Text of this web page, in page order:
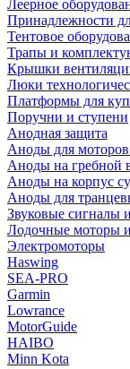
Леерное
Принадлежности
Тентовое
Трапы и
Крышки
Люки
Платформы для
Поручни и ступени
Анодная защита
Аноды для
Аноды на гребной
Аноды на корпус
Аноды для
Звуковые сигналы
Лодочные моторы
Электромоторы
Haswing
SEA-PRO
Garmin
Lowrance
MotorGuide
HAIBO
Minn Kota